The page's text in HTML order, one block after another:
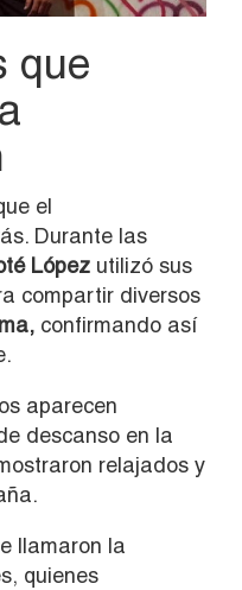
que
el
Durante las
López utilizó sus
compartir diversos
confirmando así
aparecen
descanso en la
relajados y
llamaron la
quienes